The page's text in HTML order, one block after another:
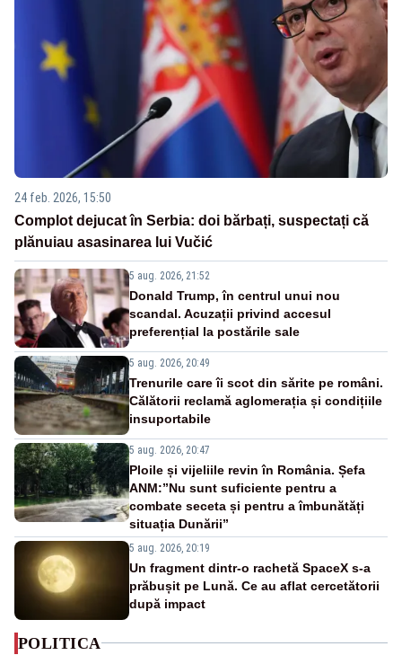
24 feb. 2026, 15:50
Complot dejucat în Serbia: doi bărbați, suspectați că
plănuiau asasinarea lui Vučić
5 aug. 2026, 21:52
Donald Trump, în centrul unui nou
scandal. Acuzații privind accesul
preferențial la postările sale
5 aug. 2026, 20:49
Trenurile care îi scot din sărite pe români.
Călătorii reclamă aglomerația și condițiile
insuportabile
5 aug. 2026, 20:47
Ploile și vijeliile revin în România. Șefa
ANM:”Nu sunt suficiente pentru a
combate seceta și pentru a îmbunătăți
situația Dunării”
5 aug. 2026, 20:19
Un fragment dintr-o rachetă SpaceX s-a
prăbușit pe Lună. Ce au aflat cercetătorii
după impact
POLITICA